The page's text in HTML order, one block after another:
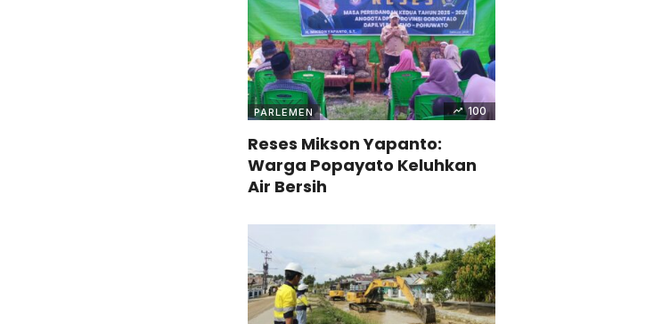
PARLEMEN 100
Reses Mikson Yapanto:
Warga Popayato Keluhkan
Air Bersih